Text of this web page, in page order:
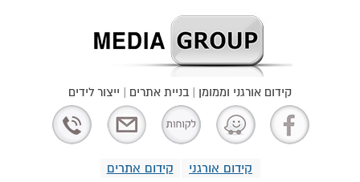
קידום אורגני קידום אתרים
קידום אורגני וממומן | בניית אתרים | ייצור לידים